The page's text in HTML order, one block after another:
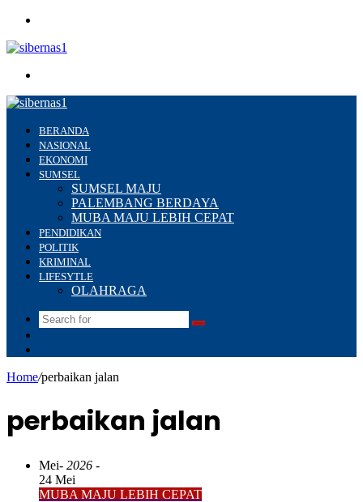
BERANDA
NASIONAL
EKONOMI
SUMSEL
SUMSEL MAJU
PALEMBANG BERDAYA
MUBA MAJU LEBIH CEPAT
PENDIDIKAN
POLITIK
KRIMINAL
LIFESYTLE
OLAHRAGA
Search
Home/perbaikan jalan
perbaikan jalan
Mei- 2026 -
24 Mei
MUBA MAJU LEBIH CEPAT